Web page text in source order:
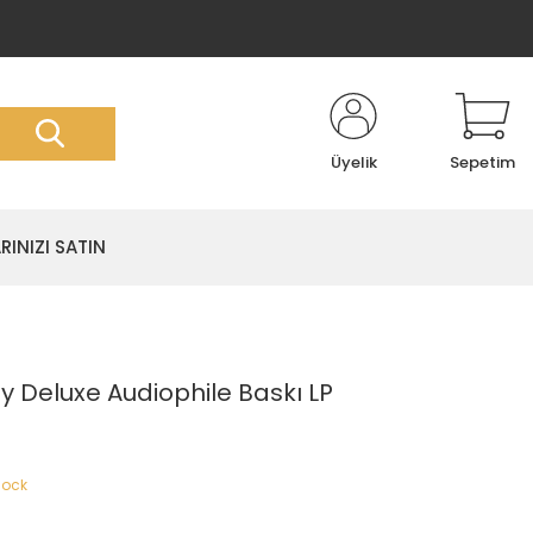
Üyelik Sepetim
SATIN
Deluxe Audiophile Baskı LP